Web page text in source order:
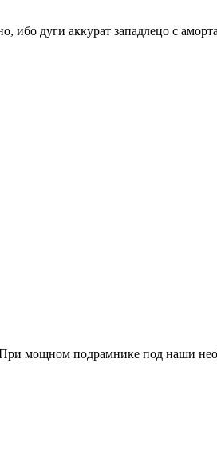
ибо дуги аккурат западлецо с
мощном подрамнике под наши